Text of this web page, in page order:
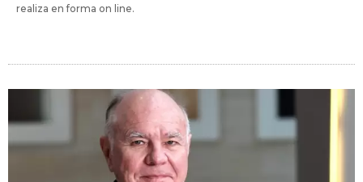
realiza en forma on line.